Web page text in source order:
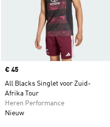
Price
€ 45
All Blacks Singlet voor Zuid-
Afrika Tour
Heren Performance
Nieuw